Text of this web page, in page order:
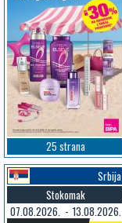
25 strana
Srbija
Stokomak
07.08.2026. - 13.08.2026.